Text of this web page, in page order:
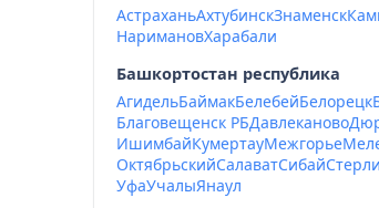
АстраханьАхтубинскЗнаменск
НаримановХарабали
Башкортостан республика
АгидельБаймакБелебейБелорецк
Благовещенск РБДавлеканово
ИшимбайКумертауМежгорье
ОктябрьскийСалаватСибай
УфаУчалыЯнаул